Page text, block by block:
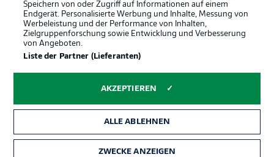
Speichern von oder Zugriff auf Informationen auf einem
Endgerät. Personalisierte Werbung und Inhalte, Messung von
Werbeleistung und der Performance von Inhalten,
Zielgruppenforschung sowie Entwicklung und Verbesserung
von Angeboten.
Liste der Partner (Lieferanten)
AKZEPTIEREN
ALLE ABLEHNEN
ZWECKE ANZEIGEN